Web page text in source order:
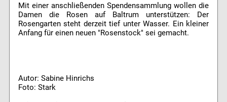
Mit einer anschließenden Spendensammlung wollen die
Damen die Rosen auf Baltrum unterstützen: Der
Rosengarten steht derzeit tief unter Wasser. Ein kleiner
Anfang für einen neuen "Rosenstock" sei gemacht.
Autor: Sabine Hinrichs
Foto: Stark